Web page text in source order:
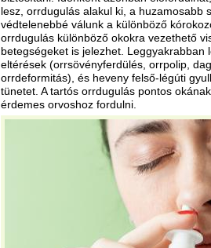
lesz, orrdugulás alakul ki, a huzamosabb
védtelenebbé válunk a különböző
orrdugulás különböző okokra vezethető
betegségeket is jelezhet. Leggyakrabban
eltérések (orrsövényferdülés, orrpolip,
orrdeformitás), és heveny felső-légúti
tünetet. A tartós orrdugulás pontos
érdemes orvoshoz fordulni.